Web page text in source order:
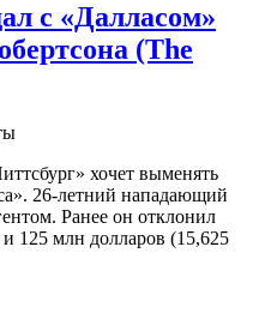
с «Далласом»
(The
хочет выменять
26-летний нападающий
Ранее он отклонил
125 млн долларов (15,625